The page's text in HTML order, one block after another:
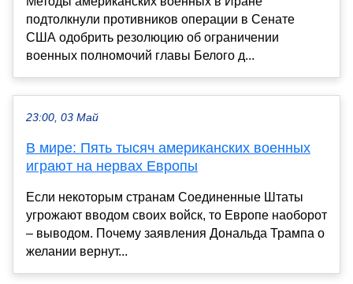
подтолкнули противников операции в Сенате
США одобрить резолюцию об ограничении
военных полномочий главы Белого д...
23:00, 03 Май
В мире: Пять тысяч американских военных
играют на нервах Европы
Если некоторым странам Соединенные Штаты
угрожают вводом своих войск, то Европе наоборот
– выводом. Почему заявления Дональда Трампа о
желании вернут...